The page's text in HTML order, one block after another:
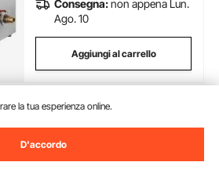
Consegna:non appena Lun.
Ago. 10
Aggiungi al carrello
Prossimo
la tua esperienza online.
D'accordo